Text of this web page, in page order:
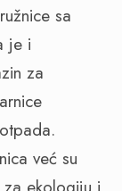
sa
je i
za
već su